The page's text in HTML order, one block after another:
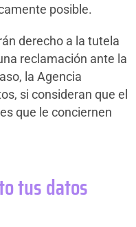
posible.
derecho a la tutela
reclamación ante la
la Agencia
si consideran que el
que le conciernen
tus datos